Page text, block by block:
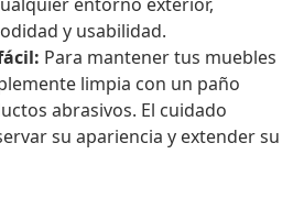
y usabilidad.
Para mantener tus muebles
limpia con un paño
abrasivos. El cuidado
su apariencia y extender su